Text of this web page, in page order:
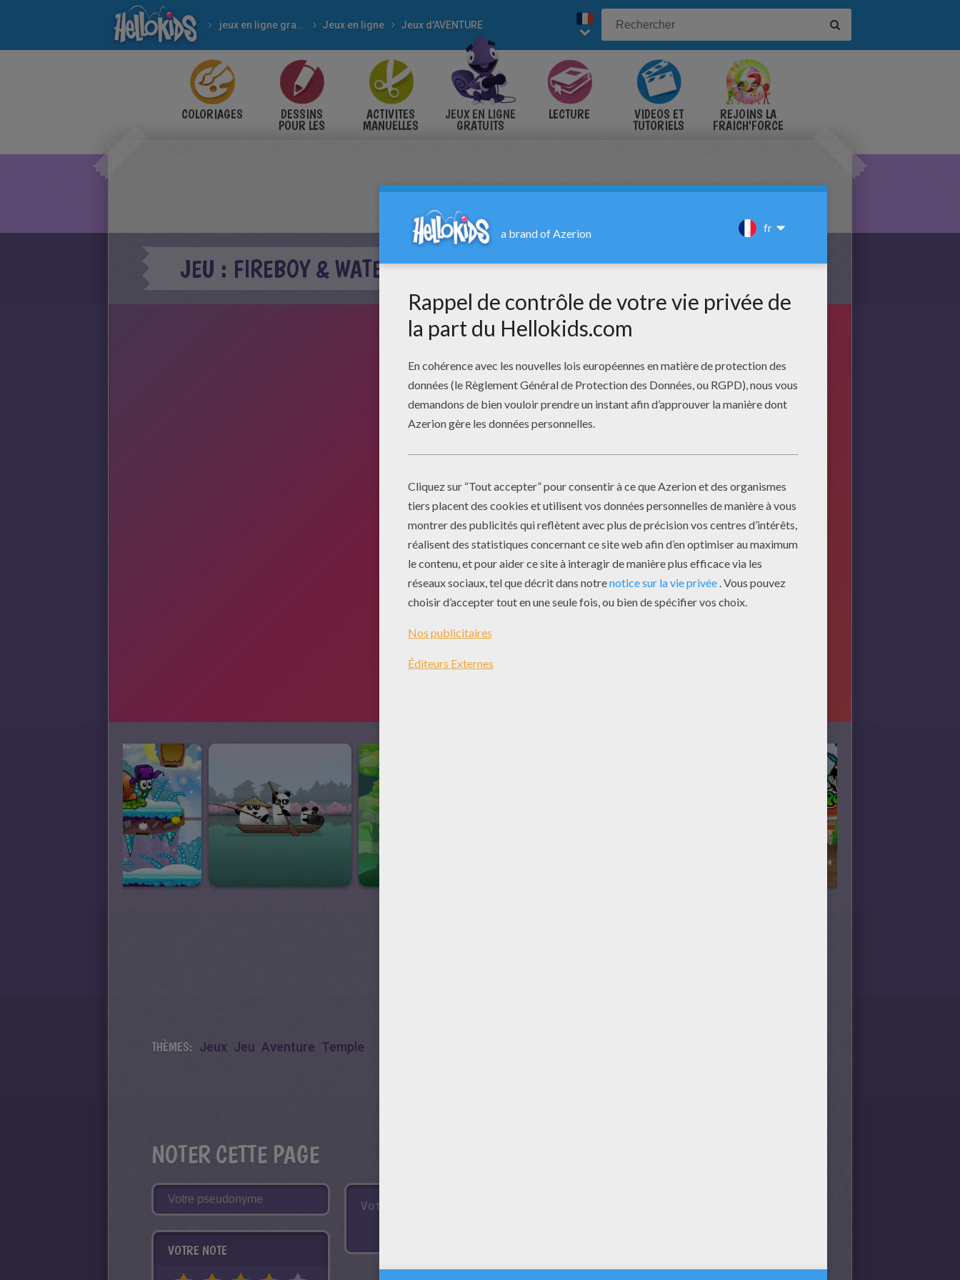
jeux en ligne gratuits Jeux en ligne Jeux d'AVENTURE
COLORIAGES DESSINS
POUR LES
ACTIVITES
MANUELLES
JEUX EN LIGNE
GRATUITS
LECTURE VIDÉOS ET
TUTORIELS
REJOINS LA
FRAICH'FORCE
JEU : FIREBOY & WATERGIRL: ICE TEMPLE
THÈMES: Jeux Jeu Aventure Temple
NOTER CETTE PAGE
VOTRE NOTE